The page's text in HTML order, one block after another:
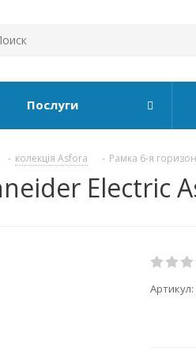
Послуги
- колекція Asfora - Рамка 6-я
Electric
Артикул: